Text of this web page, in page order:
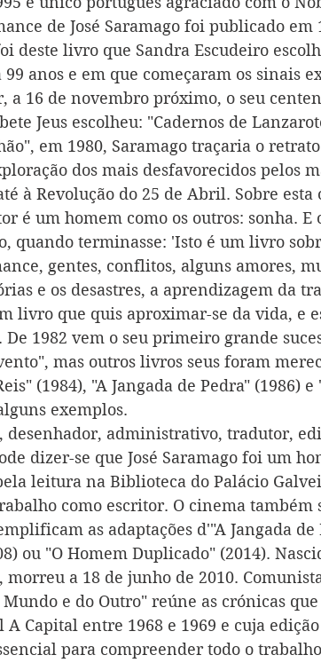
de José Saramago foi publicado em
deste livro que Sandra Escudeiro
anos e em que começaram os sinais
a 16 de novembro próximo, o seu
Jeus escolheu: "Cadernos de
em 1980, Saramago traçaria o
dos mais desfavorecidos pelos
à Revolução do 25 de Abril. Sobre
é um homem como os outros: sonha. E
quando terminasse: 'Isto é um livro
gentes, conflitos, alguns amores,
e os desastres, a aprendizagem da
livro que quis aproximar-se da vida, e
1982 vem o seu primeiro grande
mas outros livros seus foram
(1984), "A Jangada de Pedra" (1986)
exemplos.
desenhador, administrativo, tradutor,
dizer-se que José Saramago foi um
leitura na Biblioteca do Palácio
como escritor. O cinema também
as adaptações d'"A Jangada de
ou "O Homem Duplicado" (2014).
morreu a 18 de junho de 2010.
e do Outro" reúne as crónicas que
Capital entre 1968 e 1969 e cuja
para compreender todo o